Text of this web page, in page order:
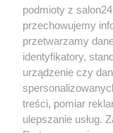
Społeczeństwo
Kultura
X
podmioty z
przechowujemy
przetwarzamy
identyfikatory,
urządzenie czy
treści, pomiar
ulepszanie usług.